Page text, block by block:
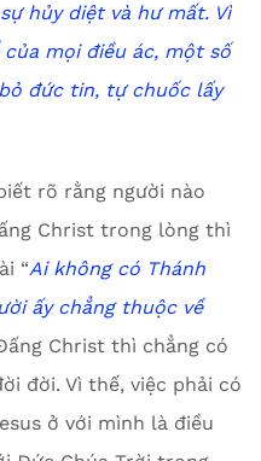
hủy diệt và hư mất. Vì
mọi điều ác, một số
đức tin, tự chuốc lấy
rõ rằng người nào
Christ trong lòng thì
“Ai không có Thánh
ấy chẳng thuộc về
Christ thì chẳng có
đời. Vì thế, việc phải có
ở với mình là điều